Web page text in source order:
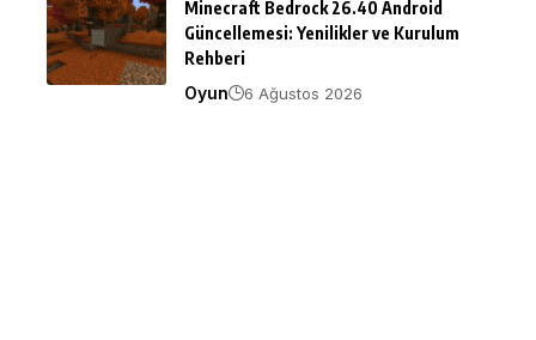
Minecraft Bedrock 26.40 Android
Güncellemesi: Yenilikler ve Kurulum
Rehberi
Oyun
6 Ağustos 2026